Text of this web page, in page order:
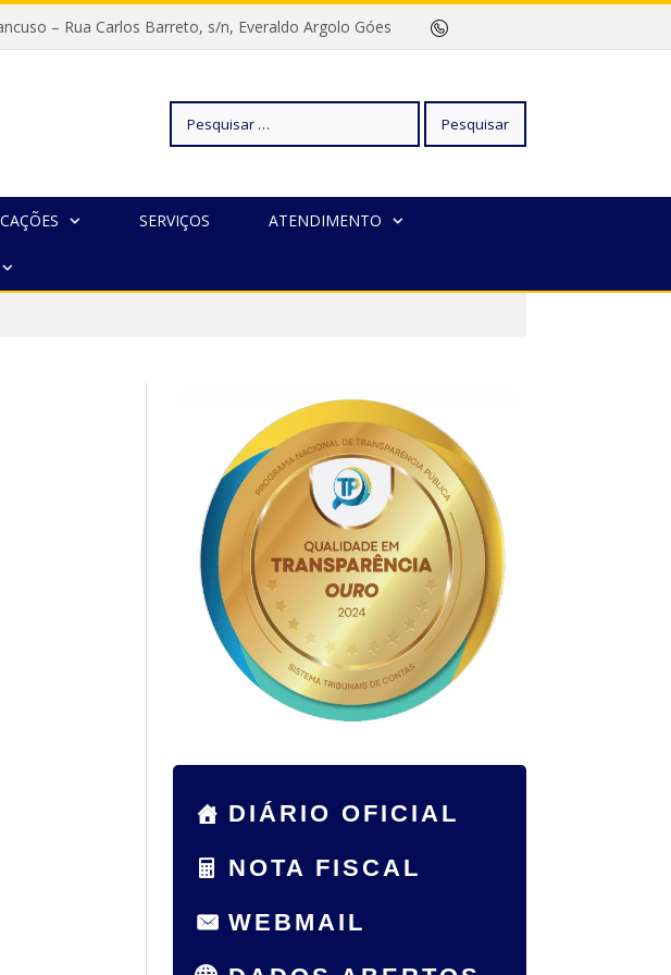
– Rua Carlos Barreto, s/n, Everaldo Argolo Góes
Pesquisar
SERVIÇOS ATENDIMENTO
DIÁRIO OFICIAL
NOTA FISCAL
WEBMAIL